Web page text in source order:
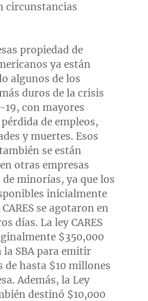
circunstancias
propiedad de
ya están
algunos de los
duros de la crisis
19, con mayores
de empleos,
y muertes. Esos
se están
otras empresas
minorías, ya que los
inicialmente
se agotaron en
días. La ley CARES
$350,000
la SBA para emitir
de hasta $10 millones
Además, la Ley
destinó $10,000